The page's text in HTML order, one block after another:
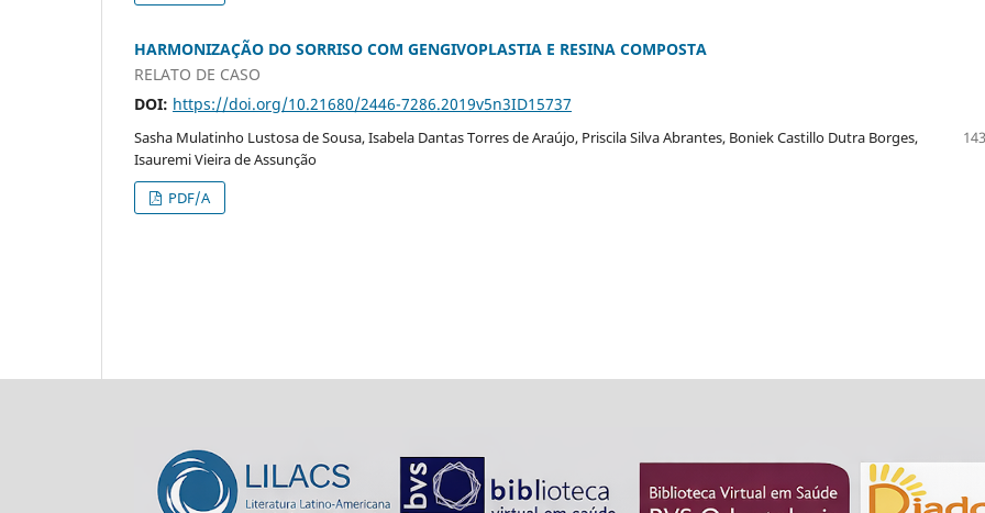
HARMONIZAÇÃO DO SORRISO COM GENGIVOPLASTIA E RESINA COMPOSTA
RELATO DE CASO
DOI: https://doi.org/10.21680/2446-7286.2019v5n3ID15737
Sasha Mulatinho Lustosa de Sousa, Isabela Dantas Torres de Araújo, Priscila Silva Abrantes, Boniek Castillo Dutra Borges,
Isauremi Vieira de Assunção
PDF/A